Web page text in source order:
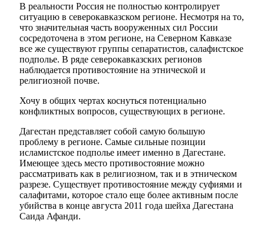
В реальности Россия не полностью контролирует
ситуацию в северокавказском регионе. Несмотря на то,
что значительная часть вооруженных сил России
сосредоточена в этом регионе, на Северном Кавказе
все же существуют группы сепаратистов, салафистское
подполье. В ряде северокавказских регионов
наблюдается противостояние на этнической и
религиозной почве.
Хочу в общих чертах коснуться потенциально
конфликтных вопросов, существующих в регионе.
Дагестан представляет собой самую большую
проблему в регионе. Самые сильные позиции
исламистское подполье имеет именно в Дагестане.
Имеющее здесь место противостояние можно
рассматривать как в религиозном, так и в этническом
разрезе. Существует противостояние между суфиями и
салафитами, которое стало еще более активным после
убийства в конце августа 2011 года шейха Дагестана
Саида Афанди.